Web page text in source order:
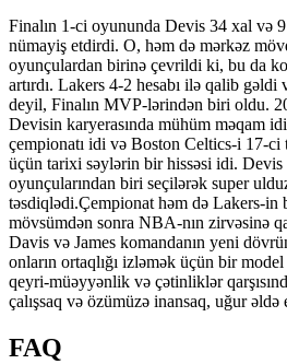
Finalın 1-ci oyununda Devis 34 xal və
nümayiş etdirdi. O, həm də mərkəz
oyunçulardan birinə çevrildi ki, bu da
artırdı. Lakers 4-2 hesabı ilə qalib
deyil, Finalın MVP-lərindən biri oldu.
Devisin karyerasında mühüm məqam
çempionatı idi və Boston Celtics-i 17-
üçün tarixi səylərin bir hissəsi idi. Devis
oyunçularından biri seçilərək super
təsdiqlədi.Çempionat həm də Lakers-in
mövsümdən sonra NBA-nın zirvəsinə
Davis və James komandanın yeni
onların ortaqlığı izləmək üçün bir
qeyri-müəyyənlik və çətinliklər
çalışsaq və özümüzə inansaq, uğur əldə
FAQ